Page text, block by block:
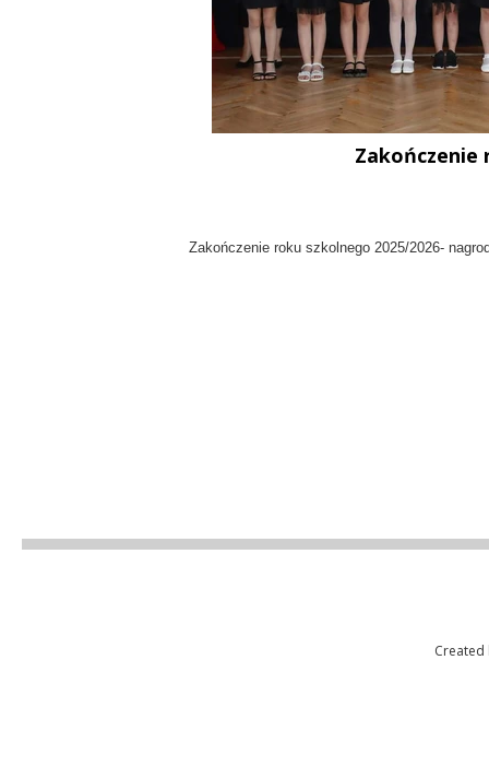
Zakończenie roku szkolnego 2025/2026-
Zakończenie
PATRON
NAUCZYCIELE
ABSOLWENCI
Created